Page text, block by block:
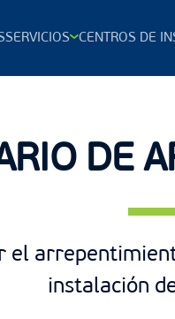
SERVICIOS CENTROS DE
DE
el
instalación